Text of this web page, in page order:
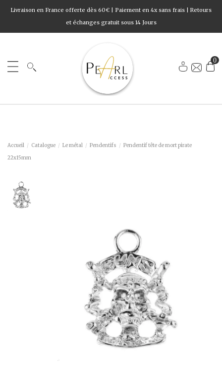
Livraison en France offerte dès 60€ | Paiement en 4x sans frais | Retours
et échanges gratuit sous 14 Jours
0
Accueil Catalogue Le métal Pendentifs
Pendentif tête de mort pirate
22x15mm